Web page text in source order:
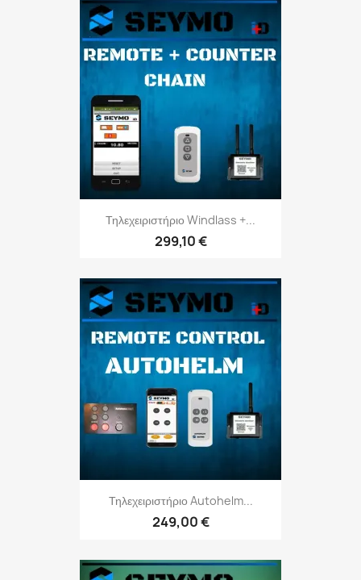
Τηλεχειριστήριο Windlass +...
299,10 €
Τηλεχειριστήριο Autohelm...
249,00 €